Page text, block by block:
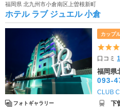
福岡県 北九州市小倉南区上曽根新町
ホテル ラブ ジュエル 小倉
フォトギャラリー
カップ
口コミ
福岡県
093-
CLUB
下